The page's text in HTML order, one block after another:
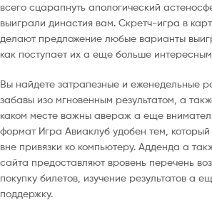
всего сцарапнуть апологический
выиграли династия вам. Скретч-игра в
делают предложение любые варианты
как поступает их а еще больше
Вы найдете затрапезные и еженедельные
забавы изо мгновенным результатом, а
каком месте важны авераж а еще
формат Игра Авиаклуб удобен тем, который
вне привязки ко компьютеру. Адденда а
сайта предоставляют вровень перечень
покупку билетов, изучение результатов а
поддержку.